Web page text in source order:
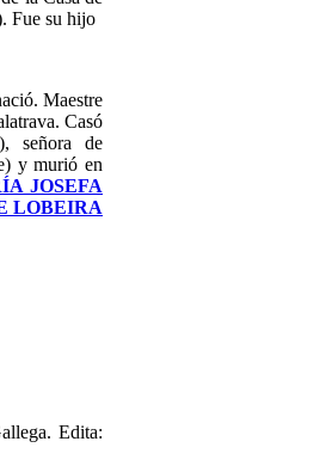
Fue su hijo
Maestre
Casó
),
señora de
y murió en
JOSEFA
LOBEIRA
Edita: